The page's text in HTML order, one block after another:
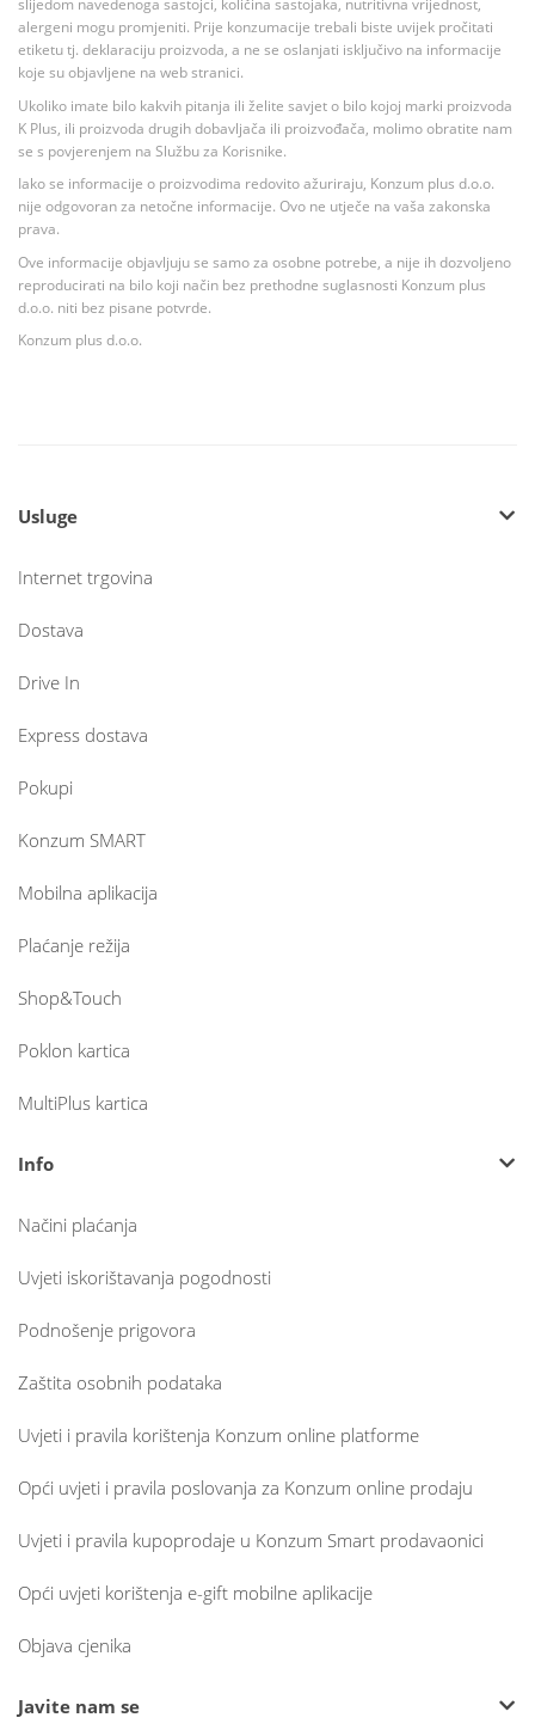
slijedom navedenoga sastojci, količina sastojaka, nutritivna vrijednost,
alergeni mogu promjeniti. Prije konzumacije trebali biste uvijek pročitati
etiketu tj. deklaraciju proizvoda, a ne se oslanjati isključivo na informacije
koje su objavljene na web stranici.
Ukoliko imate bilo kakvih pitanja ili želite savjet o bilo kojoj marki proizvoda
K Plus, ili proizvoda drugih dobavljača ili proizvođača, molimo obratite nam
se s povjerenjem na Službu za Korisnike.
Iako se informacije o proizvodima redovito ažuriraju, Konzum plus d.o.o.
nije odgovoran za netočne informacije. Ovo ne utječe na vaša zakonska
prava.
Ove informacije objavljuju se samo za osobne potrebe, a nije ih dozvoljeno
reproducirati na bilo koji način bez prethodne suglasnosti Konzum plus
d.o.o. niti bez pisane potvrde.
Konzum plus d.o.o.
Usluge
Internet trgovina
Dostava
Drive In
Express dostava
Pokupi
Konzum SMART
Mobilna aplikacija
Plaćanje režija
Shop&Touch
Poklon kartica
MultiPlus kartica
Info
Načini plaćanja
Uvjeti iskorištavanja pogodnosti
Podnošenje prigovora
Zaštita osobnih podataka
Uvjeti i pravila korištenja Konzum online platforme
Opći uvjeti i pravila poslovanja za Konzum online prodaju
Uvjeti i pravila kupoprodaje u Konzum Smart prodavaonici
Opći uvjeti korištenja e-gift mobilne aplikacije
Objava cjenika
Javite nam se